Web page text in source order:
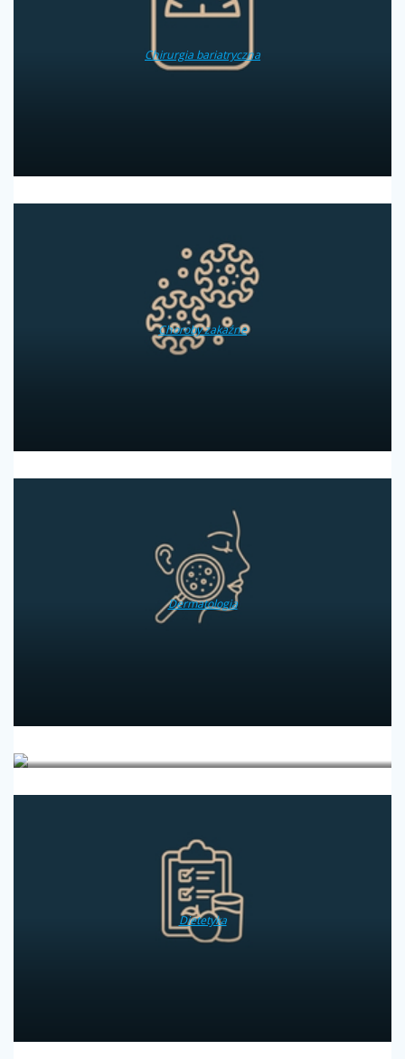
Chirurgia bariatryczna
Choroby zakaźne
Dermatologia
Dietetyka